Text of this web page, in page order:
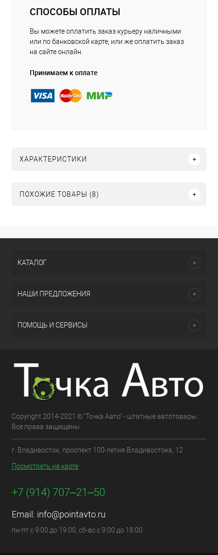
СПОСОБЫ ОПЛАТЫ
Вы можете оплатить заказ курьеру наличными
или по банковской карте, или же оплатить заказ
на сайте онлайн.
Принимаем к оплате
ХАРАКТЕРИСТИКИ
ПОХОЖИЕ ТОВАРЫ (8)
КАТАЛОГ
НАШИ ПРЕДЛОЖЕНИЯ
ПОМОЩЬ И СЕРВИСЫ
Copyright 2014-2021 © "Точка Авто" - штатные автотовары.
Все права защищены.
г. Владивосток, проспект 100-летия Владивостока, 12
Посмотреть на карте
+7 (914) 707‒21‒50
Email: info@pointavto.ru
пн-пт с 9:00 до 19:00, сб-вс с 9:00 до 18:00